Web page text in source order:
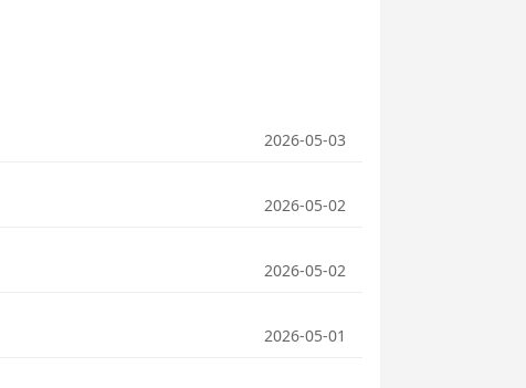
2026-05-03
2026-05-02
2026-05-02
2026-05-01